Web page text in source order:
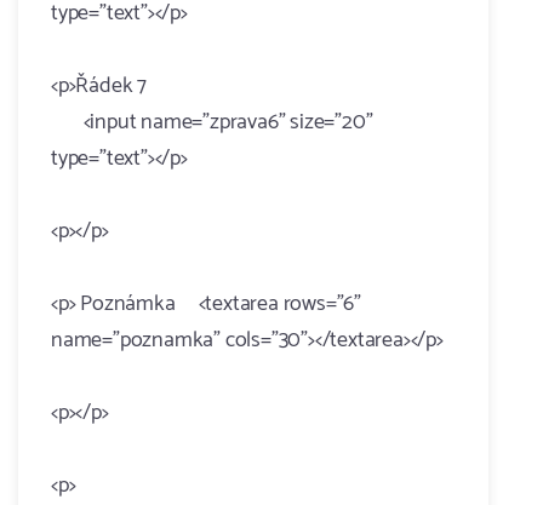
type="text"></p>
<p>Řádek 7
<input name="zprava6" size="20"
type="text"></p>
<p></p>
<p> Poznámka <textarea rows="6"
name="poznamka" cols="30"></textarea></p>
<p></p>
<p>